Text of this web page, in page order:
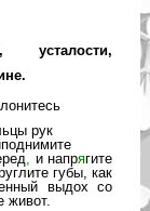
рук
, и напрягите
губы, как
выдох со
живот.